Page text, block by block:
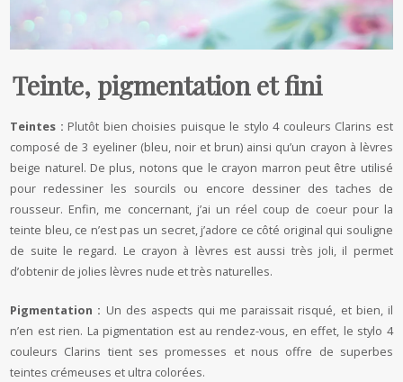
Teinte, pigmentation et fini
Teintes : Plutôt bien choisies puisque le stylo 4 couleurs Clarins est
composé de 3 eyeliner (bleu, noir et brun) ainsi qu’un crayon à lèvres
beige naturel. De plus, notons que le crayon marron peut être utilisé
pour redessiner les sourcils ou encore dessiner des taches de
rousseur. Enfin, me concernant, j’ai un réel coup de coeur pour la
teinte bleu, ce n’est pas un secret, j’adore ce côté original qui souligne
de suite le regard. Le crayon à lèvres est aussi très joli, il permet
d’obtenir de jolies lèvres nude et très naturelles.
Pigmentation : Un des aspects qui me paraissait risqué, et bien, il
n’en est rien. La pigmentation est au rendez-vous, en effet, le stylo 4
couleurs Clarins tient ses promesses et nous offre de superbes
teintes crémeuses et ultra colorées.